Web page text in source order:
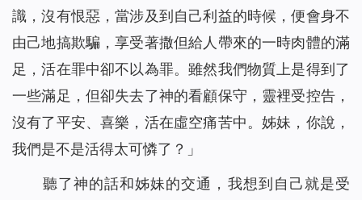
識，沒有恨惡，當涉及到自己利益的時候，便會身不
由己地搞欺騙，享受著撒但給人帶來的一時肉體的滿
足，活在罪中卻不以為罪。雖然我們物質上是得到了
一些滿足，但卻失去了神的看顧保守，靈裡受控告，
沒有了平安、喜樂，活在虛空痛苦中。姊妹，你說，
我們是不是活得太可憐了？」
聽了神的話和姊妹的交通，我想到自己就是受